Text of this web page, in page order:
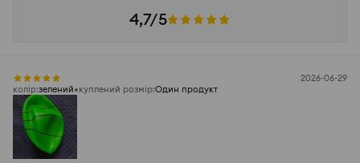
4,7/5
2026-06-29
колір:зелений куплений розмір:Один продукт